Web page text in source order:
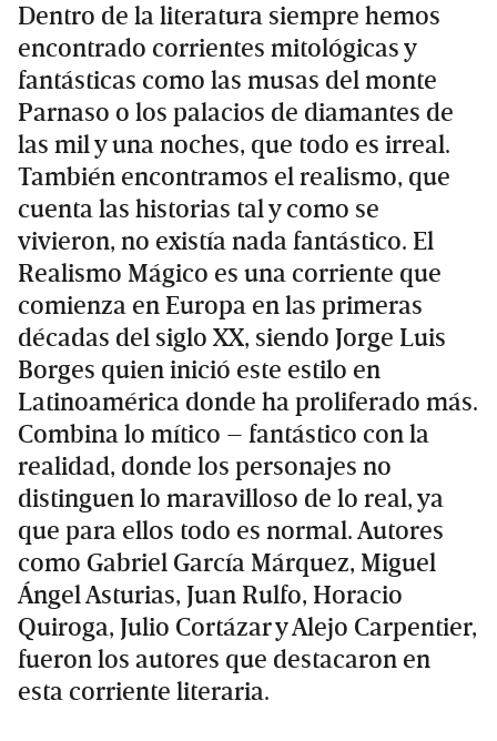
Dentro de la literatura siempre hemos
encontrado corrientes mitológicas y
fantásticas como las musas del monte
Parnaso o los palacios de diamantes de
las mil y una noches, que todo es irreal.
También encontramos el realismo, que
cuenta las historias tal y como se
vivieron, no existía nada fantástico. El
Realismo Mágico es una corriente que
comienza en Europa en las primeras
décadas del siglo XX, siendo Jorge Luis
Borges quien inició este estilo en
Latinoamérica donde ha proliferado más.
Combina lo mítico – fantástico con la
realidad, donde los personajes no
distinguen lo maravilloso de lo real, ya
que para ellos todo es normal. Autores
como Gabriel García Márquez, Miguel
Ángel Asturias, Juan Rulfo, Horacio
Quiroga, Julio Cortázar y Alejo Carpentier,
fueron los autores que destacaron en
esta corriente literaria.